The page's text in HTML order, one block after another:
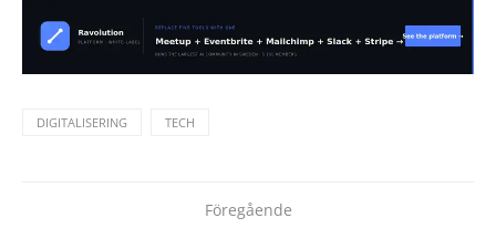
DIGITALISERING TECH
Föregående